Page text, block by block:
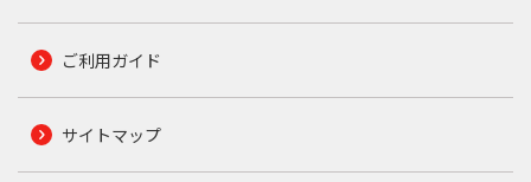
ご利用ガイド
サイトマップ